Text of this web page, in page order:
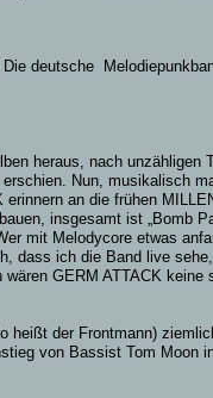
Die deutsche
heraus, nach
Nun, musikalisch
an die frühen
insgesamt ist „Bomb
mit Melodycore etwas
ich die Band live
GERM ATTACK keine
der Frontmann)
von Bassist Tom Moon